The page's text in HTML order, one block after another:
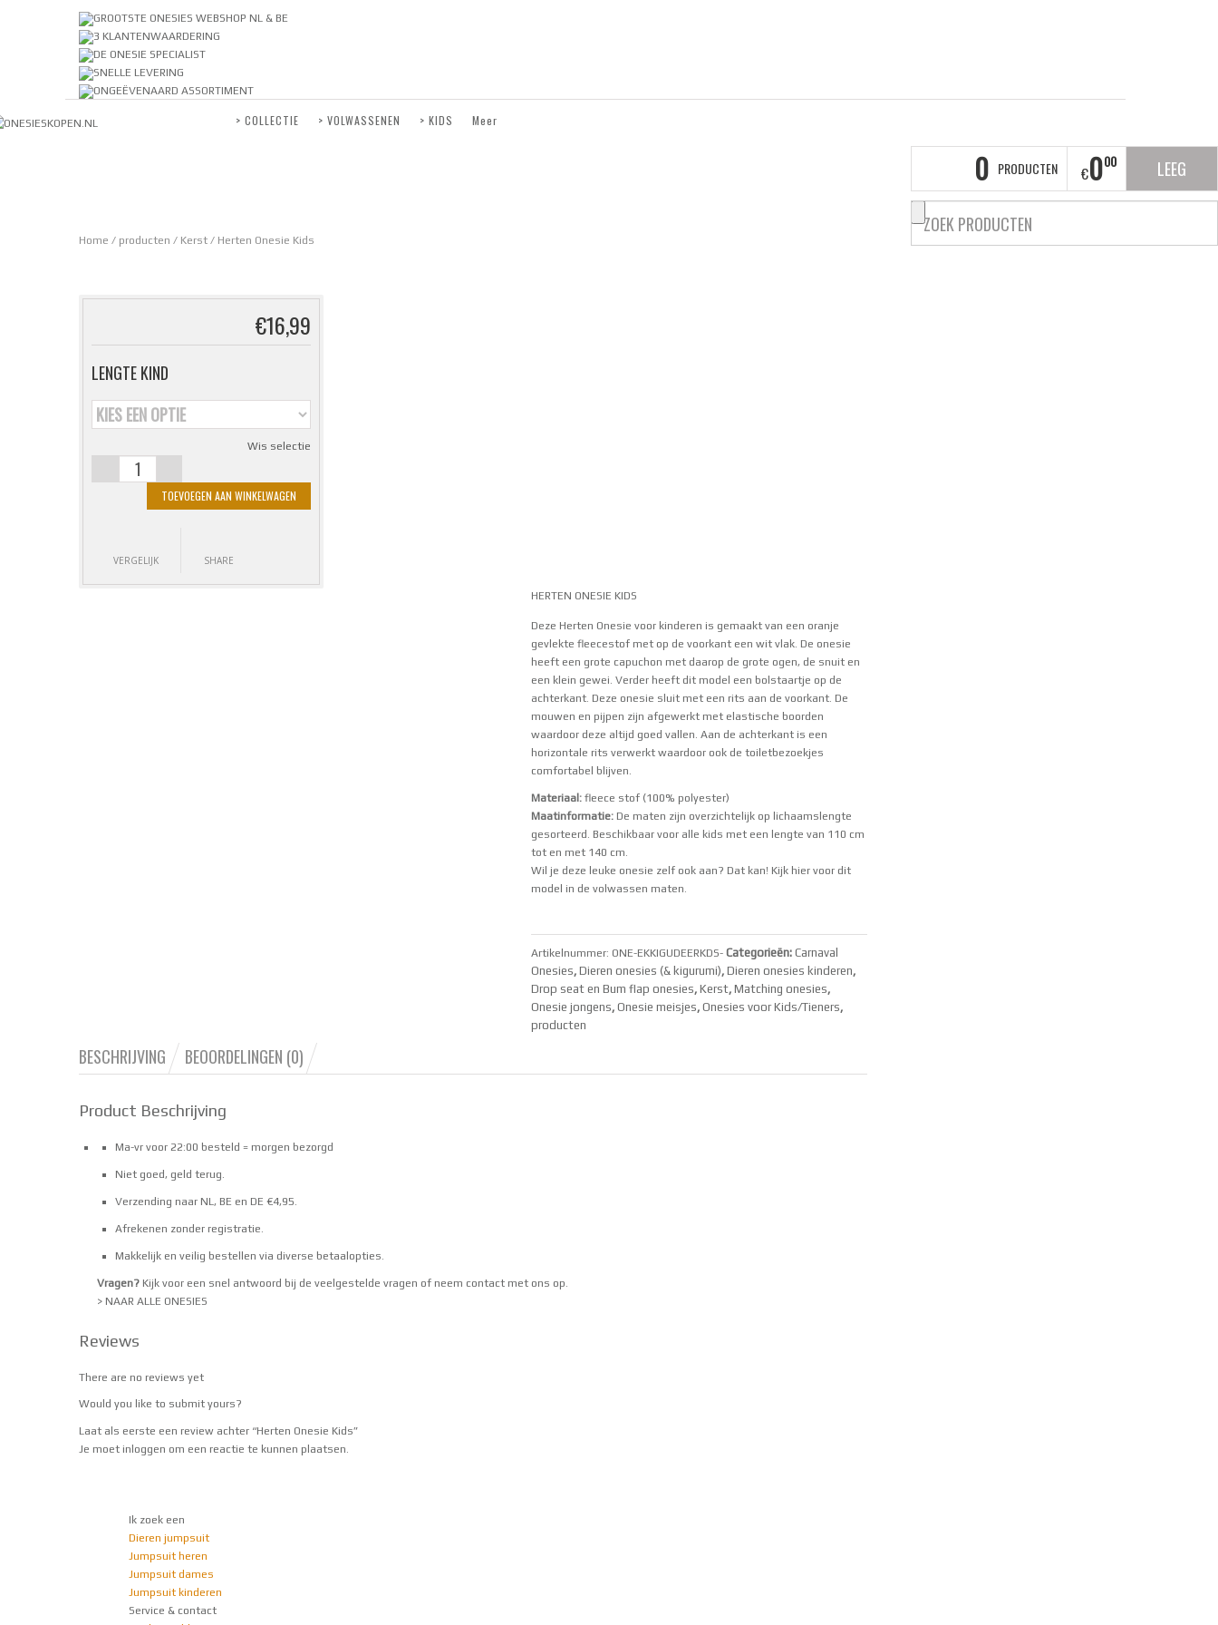
GROOTSTE ONESIES WEBSHOP NL & BE
3 KLANTENWAARDERING
DE ONESIE SPECIALIST
SNELLE LEVERING
ONGEËVENAARD ASSORTIMENT
> COLLECTIE > VOLWASSENEN > KIDS Meer
0 PRODUCTEN €000 LEEG
Home / producten / Kerst / Herten Onesie Kids
€16,99
LENGTE KIND
Wis selectie
HERTEN
ONESIE KIDSTOEVOEGEN AAN WINKELWAGEN
VERGELIJK SHARE
HERTEN ONESIE KIDS
Deze Herten Onesie voor kinderen is gemaakt van een oranje
gevlekte fleecestof met op de voorkant een wit vlak. De onesie
heeft een grote capuchon met daarop de grote ogen, de snuit en
een klein gewei. Verder heeft dit model een bolstaartje op de
achterkant. Deze onesie sluit met een rits aan de voorkant. De
mouwen en pijpen zijn afgewerkt met elastische boorden
waardoor deze altijd goed vallen. Aan de achterkant is een
horizontale rits verwerkt waardoor ook de toiletbezoekjes
comfortabel blijven.
Materiaal:fleece stof (100% polyester)
Maatinformatie:De maten zijn overzichtelijk op lichaamslengte
gesorteerd. Beschikbaar voor alle kids met een lengte van 110 cm
tot en met 140 cm.
Wil je deze leuke onesie zelf ook aan? Dat kan! Kijk hiervoor dit
model in de volwassen maten.
Artikelnummer: ONE-EKKIGUDEERKDS- Categorieën: Carnaval
Onesies, Dieren onesies (& kigurumi), Dieren onesies kinderen,
Drop seat en Bum flap onesies, Kerst, Matching onesies,
Onesie jongens, Onesie meisjes, Onesies voor Kids/Tieners,
producten
BESCHRIJVING BEOORDELINGEN (0)
Product Beschrijving
Ma-vr voor 22:00 besteld = morgen bezorgd
Niet goed, geld terug.
Verzending naar NL, BE en DE €4,95.
Afrekenen zonder registratie.
Makkelijk en veilig bestellen via diverse betaalopties
Vragen? Kijk voor een snel antwoord bij de veelgestelde vragen of neem contact met ons op.
> NAAR ALLE ONESIES
Reviews
There are no reviews yet
Would you like to submit yours?
Laat als eerste een review achter “Herten Onesie Kids”
Je moet inloggen om een reactie te kunnen plaatsen.
Ik zoek een
Dieren jumpsuit
Jumpsuit heren
Jumpsuit dames
Jumpsuit kinderen
Service & contact